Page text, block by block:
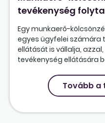
tevékenység
Egy munkaerő-
egyes ügyfelei számára
ellátását is vállalja,
tevékenység ellátására
Tovább a